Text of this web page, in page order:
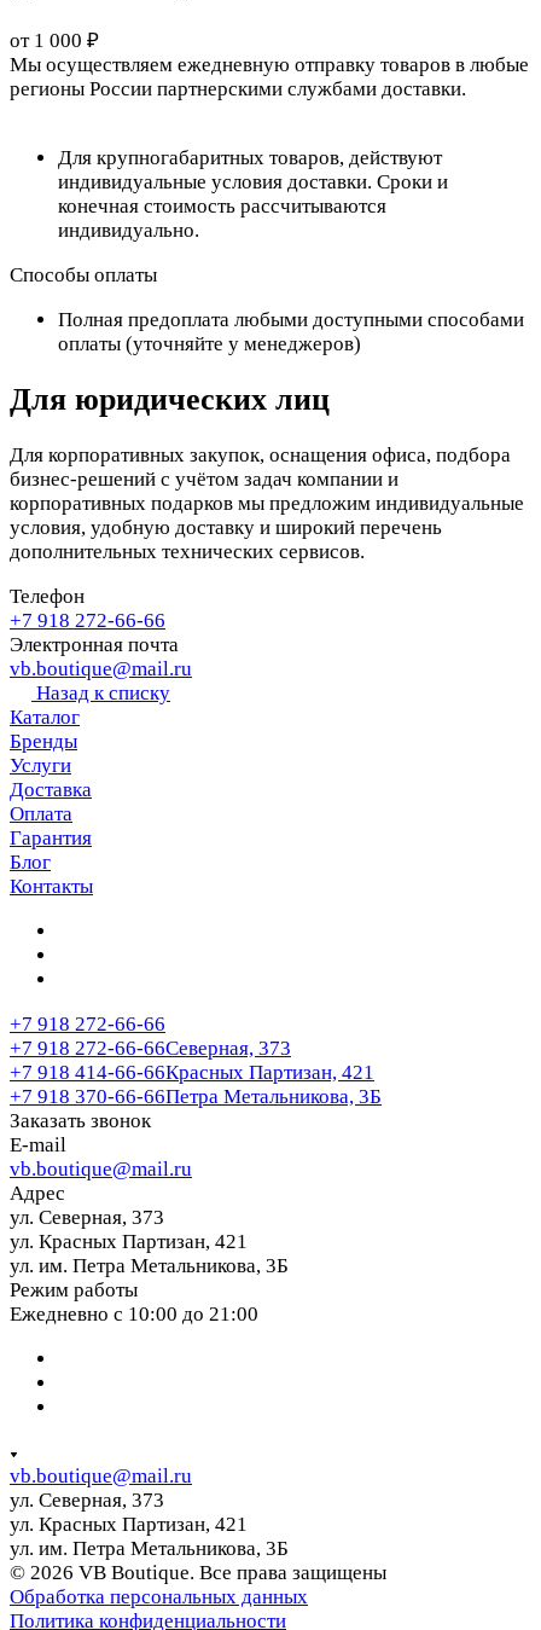
от 1 000 ₽
Мы осуществляем ежедневную отправку товаров в любые
регионы России партнерскими службами доставки.
Для крупногабаритных товаров, действуют
индивидуальные условия доставки. Сроки и
конечная стоимость рассчитываются
индивидуально.
Способы оплаты
Полная предоплата любыми доступными способами
оплаты (уточняйте у менеджеров)
Для юридических лиц
Для корпоративных закупок, оснащения офиса, подбора
бизнес-решений с учётом задач компании и
корпоративных подарков мы предложим индивидуальные
условия, удобную доставку и широкий перечень
дополнительных технических сервисов.
Телефон
+7 918 272-66-66
Электронная почта
vb.boutique@mail.ru
Назад к списку
Каталог
Бренды
Услуги
Доставка
Оплата
Гарантия
Блог
Контакты
+7 918 272-66-66
+7 918 272-66-66Северная, 373
+7 918 414-66-66Красных Партизан, 421
+7 918 370-66-66Петра Метальникова, 3Б
Заказать звонок
E-mail
vb.boutique@mail.ru
Адрес
ул. Северная, 373
ул. Красных Партизан, 421
ул. им. Петра Метальникова, 3Б
Режим работы
Ежедневно с 10:00 до 21:00
vb.boutique@mail.ru
ул. Северная, 373
ул. Красных Партизан, 421
ул. им. Петра Метальникова, 3Б
© 2026 VB Boutique. Все права защищены
Обработка персональных данных
Политика конфиденциальности